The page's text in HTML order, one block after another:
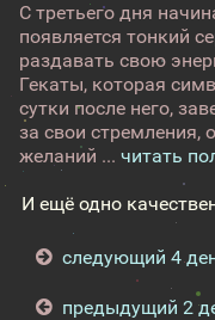
С третьего дня
появляется тонкий
раздавать свою
Гекаты, которая
сутки после него,
за свои стремления,
желаний ... читать
И ещё одно
следующий 4
предыдущий 2